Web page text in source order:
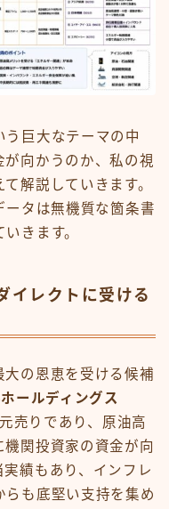
う巨大なテーマの中
向かうのか、私の視
解説していきます。
タは無機質な箇条書
きます。
イレクトに受ける
大の恩恵を受ける候補
ールディングス
売りであり、原油高
関投資家の資金が向
績もあり、インフレ
も底堅い支持を集め